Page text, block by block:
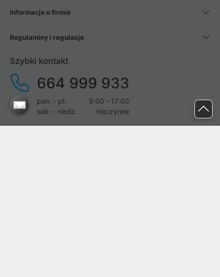
Informacje o firmie
Regulaminy i regulacje
Szybki kontakt
664 999 933
pon. - pt.
9:00 - 17:00
sob. - niedz.
nieczynne